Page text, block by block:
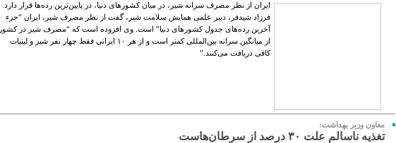
ایران از نظر مصرف سرانه شیر، در میان کشورهای دنیا، در پایین‌ترین رده‌ها قرار دارد.
فرزاد شیدفر، دبیر علمی همایش سلامت شیر، گفت از نظر مصرف شیر، ایران “جزء
آخرین رده‌های جدول کشورهای دنیا” است. وی افزوده است که “مصرف شیر در کشور
از میانگین سرانه بین‌المللی کمتر است و از هر ۱۰ ایرانی فقط چهار نفر شیر و لبنیات
کافی دریافت می‌کنند.”
معاون وزیر بهداشت:
تغذیه ناسالم علت ۳۰ درصد از سرطان‌هاست